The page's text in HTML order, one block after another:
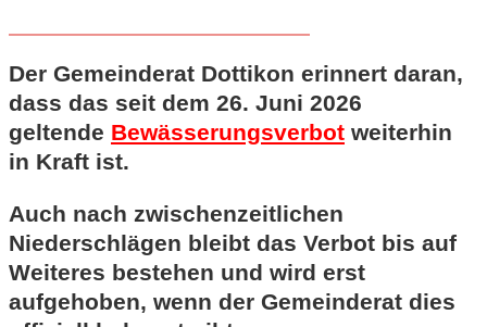
Der Gemeinderat Dottikon erinnert daran,
dass das seit dem 26. Juni 2026
geltende Bewässerungsverbot weiterhin
in Kraft ist.
Auch nach zwischenzeitlichen
Niederschlägen bleibt das Verbot bis auf
Weiteres bestehen und wird erst
aufgehoben, wenn der Gemeinderat dies